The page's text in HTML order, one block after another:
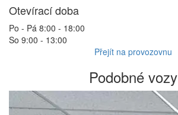
Otevírací doba
Po - Pá 8:00 - 18:00
So 9:00 - 13:00
Přejít na provozovnu
Podobné vozy